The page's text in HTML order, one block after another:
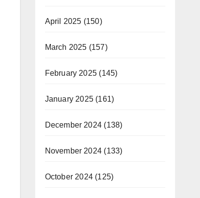
April 2025 (150)
March 2025 (157)
February 2025 (145)
January 2025(161)
December 2024 (138)
November 2024 (133)
October 2024(125)